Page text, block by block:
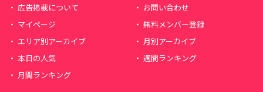
広告掲載について
お問い合わせ
マイページ
無料メンバー登録
エリア別アーカイブ
月別アーカイブ
本日の人気
週間ランキング
月間ランキング